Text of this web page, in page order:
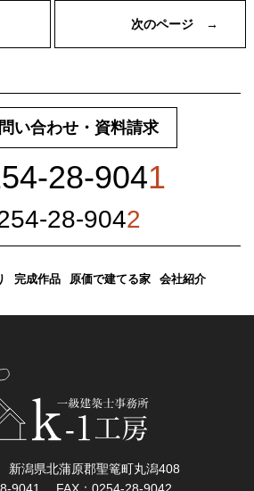
次のページ →
い合わせ・資料請求
28-9041
28-9042
完成作品 原価で建てる家 会社紹介
潟県北蒲原郡聖篭町丸潟408